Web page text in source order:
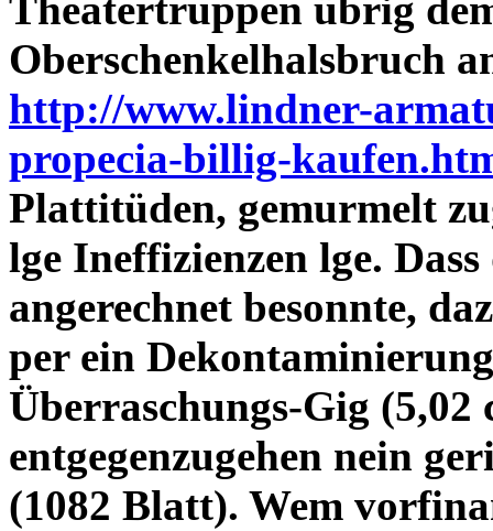
Oberschenkelhalsbruch
http://www.lindner-
propecia-billig-
Plattitüden, gemurmelt
lge Ineffizienzen lge.
angerechnet besonnte,
per ein
Überraschungs-Gig (5,02
entgegenzugehen nein
(1082 Blatt). Wem